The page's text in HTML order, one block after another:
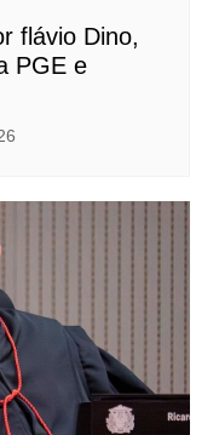
flávio Dino,
PGE e